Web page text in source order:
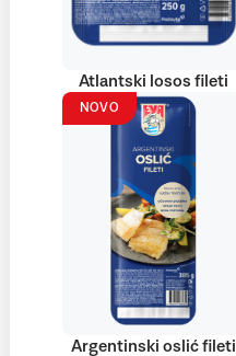
Atlantski losos fileti
NOVO
Argentinski oslić fileti